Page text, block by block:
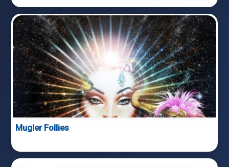
Mugler Follies